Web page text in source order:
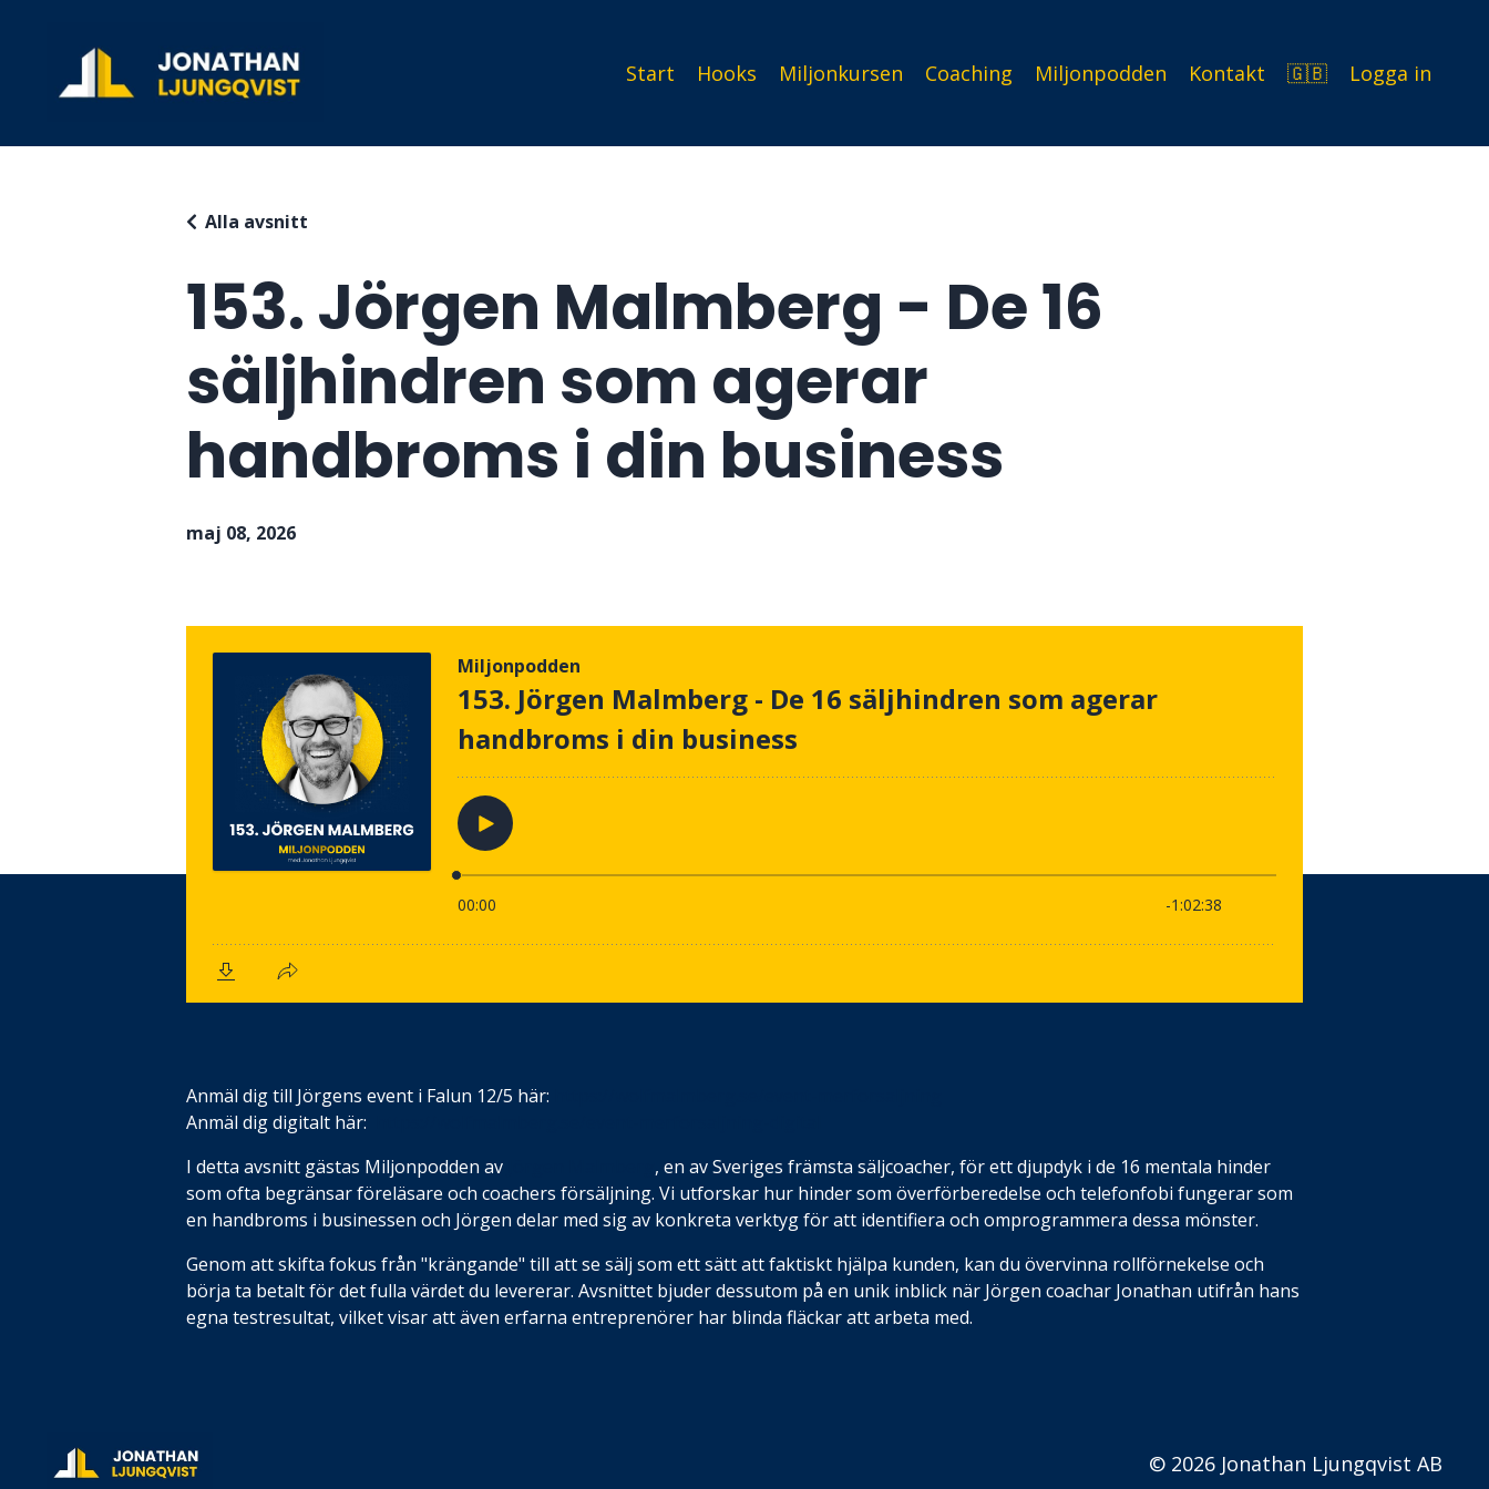
Start Hooks Miljonkursen Coaching Miljonpodden Kontakt 🇬🇧 Logga in
153. Jörgen Malmberg - De 16
säljhindren som agerar
handbroms i din business
Alla avsnitt
maj 08, 2026
Anmäl dig till Jörgens event i Falun 12/5 här:
Anmäl dig digitalt här:
I detta avsnitt gästas Miljonpodden av
, en av Sveriges främsta säljcoacher, för ett djupdyk i de 16 mentala hinder
som ofta begränsar föreläsare och coachers försäljning. Vi utforskar hur hinder som överförberedelse och telefonfobi fungerar som
en handbroms i businessen och Jörgen delar med sig av konkreta verktyg för att identifiera och omprogrammera dessa mönster.
Genom att skifta fokus från "krängande" till att se sälj som ett sätt att faktiskt hjälpa kunden, kan du övervinna rollförnekelse och
börja ta betalt för det fulla värdet du levererar. Avsnittet bjuder dessutom på en unik inblick när Jörgen coachar Jonathan utifrån hans
egna testresultat, vilket visar att även erfarna entreprenörer har blinda fläckar att arbeta med.
© 2026 Jonathan Ljungqvist AB